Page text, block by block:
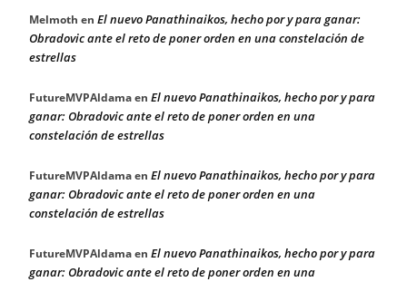
Melmoth en El nuevo Panathinaikos, hecho por y para ganar:
Obradovic ante el reto de poner orden en una constelación de
estrellas
FutureMVPAldamaen El nuevo Panathinaikos, hecho por y para
ganar: Obradovic ante el reto de poner orden en una
constelación de estrellas
FutureMVPAldamaen El nuevo Panathinaikos, hecho por y para
ganar: Obradovic ante el reto de poner orden en una
constelación de estrellas
FutureMVPAldamaen El nuevo Panathinaikos, hecho por y para
ganar: Obradovic ante el reto de poner orden en una